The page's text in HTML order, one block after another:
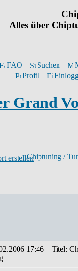
Alles über
FAQ Suchen
Profil
Grand
Chiptuning /
17:46
Titel: